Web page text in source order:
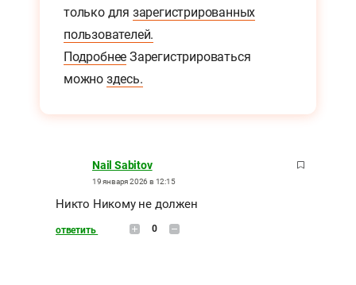
только для зарегистрированных
пользователей.
Подробнее Зарегистрироваться
можно здесь.
Nail Sabitov
19 января 2026 в 12:15
Никто Никому не должен
ответить 0